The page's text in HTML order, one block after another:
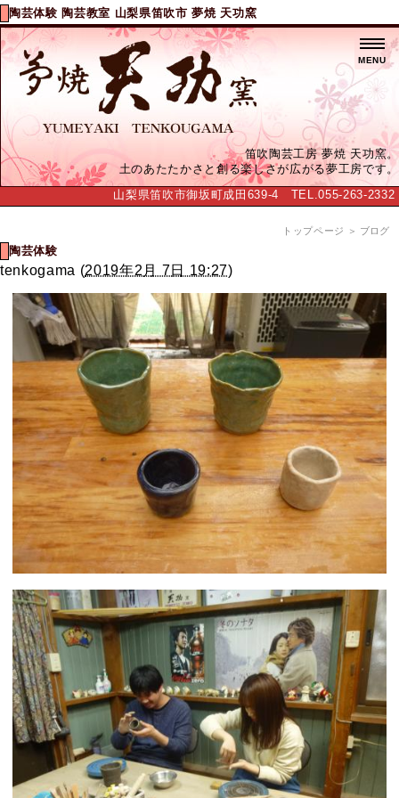
陶芸体験 陶芸教室 山梨県笛吹市 夢焼 天功窯
笛吹陶芸工房 夢焼 天功窯。
土のあたたかさと創る楽しさが広がる夢工房です。
山梨県笛吹市御坂町成田639-4 TEL.055-263-2332
MENU
トップページ ＞ ブログ
陶芸体験
tenkogama (2019年2月 7日 19:27)